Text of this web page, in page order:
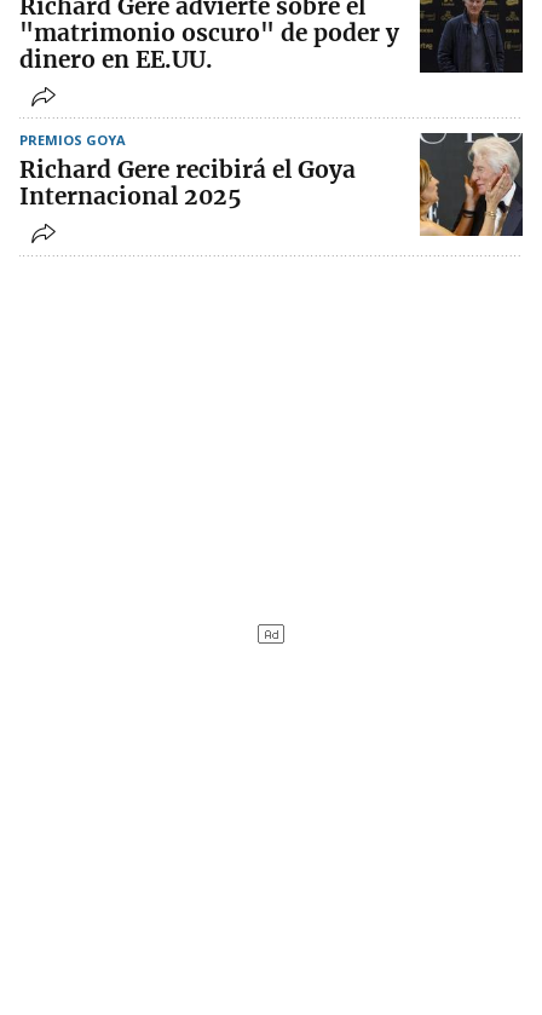
Richard Gere advierte sobre el
"matrimonio oscuro" de poder y
dinero en EE.UU.
PREMIOS GOYA
Richard Gere recibirá el Goya
Internacional 2025